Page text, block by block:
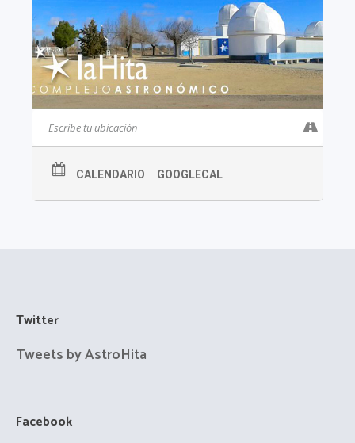
CALENDARIO GOOGLECAL
Twitter
Tweets by AstroHita
Facebook